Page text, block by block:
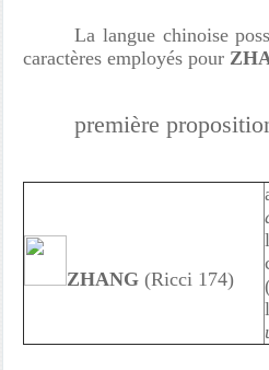
La langue chinoise
caractères employés pour
première
ZHANG (Ricci 174)